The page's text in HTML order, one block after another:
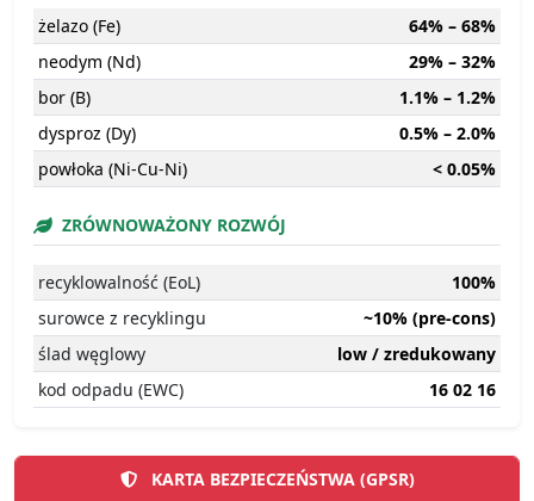
żelazo (Fe)
64% – 68%
neodym (Nd)
29% – 32%
bor (B)
1.1% – 1.2%
dysproz (Dy)
0.5% – 2.0%
powłoka (Ni-Cu-Ni)
< 0.05%
ZRÓWNOWAŻONY ROZWÓJ
recyklowalność (EoL)
100%
surowce z recyklingu
~10% (pre-cons)
ślad węglowy
low / zredukowany
kod odpadu (EWC)
16 02 16
KARTA BEZPIECZEŃSTWA (GPSR)